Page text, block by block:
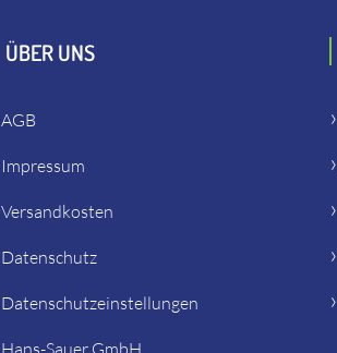
ÜBER UNS
AGB
Impressum
Versandkosten
Datenschutz
Datenschutzeinstellungen